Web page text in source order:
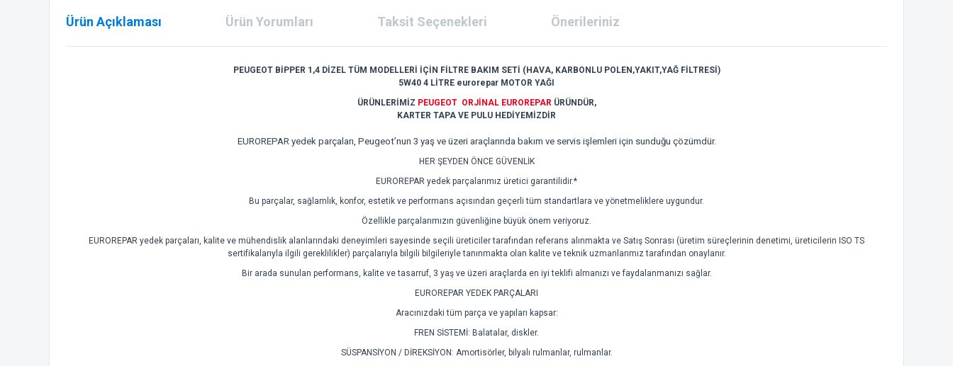
Ürün Açıklaması Ürün Yorumları Taksit Seçenekleri Önerileriniz
PEUGEOT BİPPER 1,4 DİZEL TÜM MODELLERİ İÇİN FİLTRE BAKIM SETİ (HAVA, KARBONLU POLEN,YAKIT,YAĞ FİLTRESİ)
5W40 4 LİTRE eurorepar MOTOR YAĞI
ÜRÜNLERİMİZ PEUGEOT ORJİNAL EUROREPAR ÜRÜNDÜR,
KARTER TAPA VE PULU HEDİYEMİZDİR
EUROREPAR yedek parçaları, Peugeot’nun 3 yaş ve üzeri araçlarında bakım ve servis işlemleri için sunduğu çözümdür.
HER ŞEYDEN ÖNCE GÜVENLİK
EUROREPAR yedek parçalarımız üretici garantilidir.*
Bu parçalar, sağlamlık, konfor, estetik ve performans açısından geçerli tüm standartlara ve yönetmeliklere uygundur.
Özellikle parçalarımızın güvenliğine büyük önem veriyoruz.
EUROREPAR yedek parçaları, kalite ve mühendislik alanlarındaki deneyimleri sayesinde seçili üreticiler tarafından referans alınmakta ve Satış Sonrası (üretim süreçlerinin denetimi, üreticilerin ISO TS
sertifikalarıyla ilgili gereklilikler) parçalarıyla bilgili bilgileriyle tanınmakta olan kalite ve teknik uzmanlarımız tarafından onaylanır.
Bir arada sunulan performans, kalite ve tasarruf, 3 yaş ve üzeri araçlarda en iyi teklifi almanızı ve faydalanmanızı sağlar.
EUROREPAR YEDEK PARÇALARI
Aracınızdaki tüm parça ve yapıları kapsar:
FREN SİSTEMİ: Balatalar, diskler.
SÜSPANSİYON / DİREKSİYON: Amortisörler, bilyalı rulmanlar, rulmanlar.